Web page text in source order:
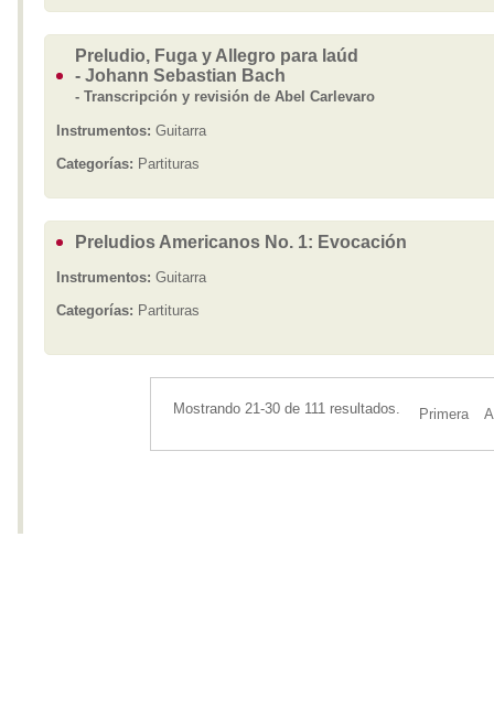
Preludio, Fuga y Allegro para laúd
- Johann Sebastian Bach
- Transcripción y revisión de Abel Carlevaro
Instrumentos: Guitarra
Categorías: Partituras
Preludios Americanos No. 1: Evocación
Instrumentos: Guitarra
Categorías: Partituras
Mostrando 21-30 de 111 resultados. Primera